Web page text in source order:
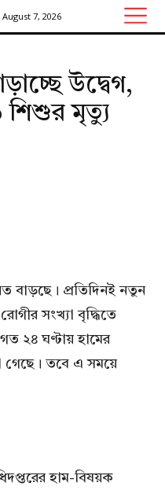
7, 2026
উদ্বেগ,
শিশুর মৃত্যু
বাড়ছে। প্রতিদিনই নতুন
সংখ্যা বৃদ্ধিতে
২৪ ঘণ্টায় হামের
গেছে। তবে এ সময়ে
হাম-বিষয়ক